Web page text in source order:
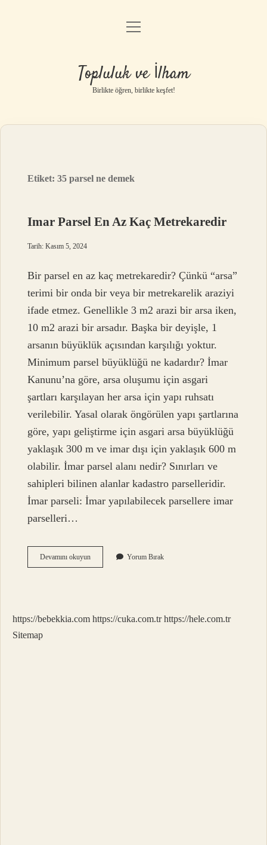
Anasayfa
Gizlilik Politikası
Yasal Uyarı
menüyü
Topluluk ve İlham
Birlikte öğren, birlikte keşfet!
Etiket:35 parsel ne demek
Imar Parsel En Az Kaç Metrekaredir
Tarih: Kasım 5, 2024
Bir parsel en az kaç metrekaredir? Çünkü “arsa”
terimi bir onda bir veya bir metrekarelik araziyi
ifade etmez. Genellikle 3 m2 arazi bir arsa iken,
10 m2 arazi bir arsadır. Başka bir deyişle, 1
arsanın büyüklük açısından karşılığı yoktur.
Minimum parsel büyüklüğü ne kadardır? İmar
Kanunu’na göre, arsa oluşumu için asgari
şartları karşılayan her arsa için yapı ruhsatı
verilebilir. Yasal olarak öngörülen yapı şartlarına
göre, yapı geliştirme için asgari arsa büyüklüğü
yaklaşık 300 m ve imar dışı için yaklaşık 600 m
olabilir. İmar parsel alanı nedir? Sınırları ve
sahipleri bilinen alanlar kadastro parselleridir.
İmar parseli: İmar yapılabilecek parsellere imar
parselleri…
Devamını okuyunImar
Parsel
Yorum Bırak
https://bebekkia.com https://cuka.com.tr https://hele.com.tr
Sitemap